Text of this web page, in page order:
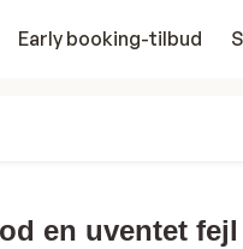
Early booking-tilbud
en uventet fejl